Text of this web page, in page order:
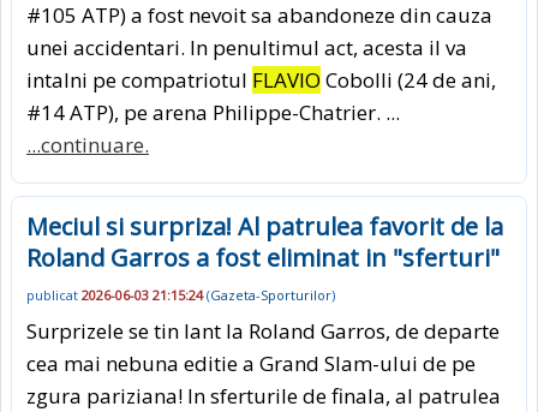
#105 ATP) a fost nevoit sa abandoneze din cauza
unei accidentari. In penultimul act, acesta il va
intalni pe compatriotul FLAVIO Cobolli (24 de ani,
#14 ATP), pe arena Philippe-Chatrier. ...
...continuare.
Meciul si surpriza! Al patrulea favorit de la
Roland Garros a fost eliminat in "sferturi"
publicat 2026-06-03 21:15:24(Gazeta-Sporturilor)
Surprizele se tin lant la Roland Garros, de departe
cea mai nebuna editie a Grand Slam-ului de pe
zgura pariziana! In sferturile de finala, al patrulea